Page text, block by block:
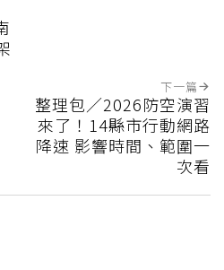
下一篇
整理包／2026防空演習
來了！14縣市行動網路
降速 影響時間、範圍一
次看